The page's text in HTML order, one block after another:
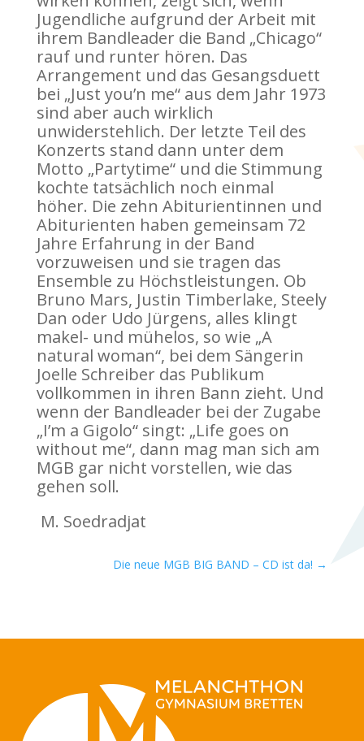
Jugendliche aufgrund der Arbeit mit
ihrem Bandleader die Band „Chicago“
rauf und runter hören. Das
Arrangement und das Gesangsduett
bei „Just you’n me“ aus dem Jahr 1973
sind aber auch wirklich
unwiderstehlich. Der letzte Teil des
Konzerts stand dann unter dem
Motto „Partytime“ und die Stimmung
kochte tatsächlich noch einmal
höher. Die zehn Abiturientinnen und
Abiturienten haben gemeinsam 72
Jahre Erfahrung in der Band
vorzuweisen und sie tragen das
Ensemble zu Höchstleistungen. Ob
Bruno Mars, Justin Timberlake, Steely
Dan oder Udo Jürgens, alles klingt
makel- und mühelos, so wie „A
natural woman“, bei dem Sängerin
Joelle Schreiber das Publikum
vollkommen in ihren Bann zieht. Und
wenn der Bandleader bei der Zugabe
„I’m a Gigolo“ singt: „Life goes on
without me“, dann mag man sich am
MGB gar nicht vorstellen, wie das
gehen soll.
M. Soedradjat
Die neue MGB BIG BAND – CD ist da! →